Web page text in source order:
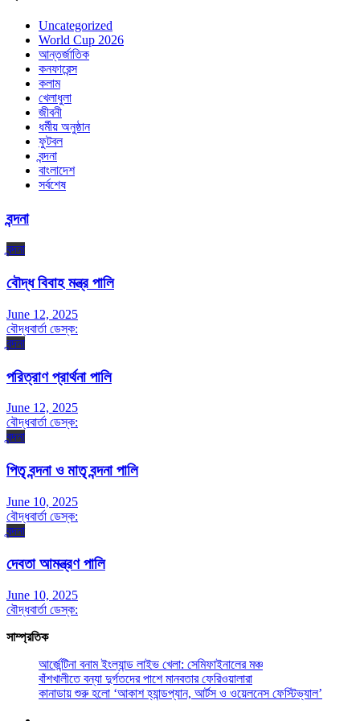
Uncategorized
World Cup 2026
আন্তর্জাতিক
কনফারেন্স
কলাম
খেলাধুলা
জীবনী
ধর্মীয় অনুষ্ঠান
ফুটবল
বন্দনা
বাংলাদেশ
সর্বশেষ
বন্দনা
বন্দনা
বৌদ্ধ বিবাহ মন্ত্র পালি
June 12, 2025
বৌদ্ধবার্তা ডেস্ক:
বন্দনা
পরিত্রাণ প্রার্থনা পালি
June 12, 2025
বৌদ্ধবার্তা ডেস্ক:
বন্দনা
পিতৃ বন্দনা ও মাতৃ বন্দনা পালি
June 10, 2025
বৌদ্ধবার্তা ডেস্ক:
বন্দনা
দেবতা আমন্ত্রণ পালি
June 10, 2025
বৌদ্ধবার্তা ডেস্ক:
সাম্প্রতিক
আর্জেন্টিনা বনাম ইংল্যান্ড লাইভ খেলা: সেমিফাইনালের মঞ্চ
বাঁশখালীতে বন্যা দুর্গতদের পাশে মানবতার ফেরিওয়ালারা
কানাডায় শুরু হলো ‘আকাশ হ্যান্ডপ্যান, আর্টস ও ওয়েলনেস ফেস্টিভ্যাল’